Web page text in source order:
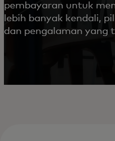
pembayaran untuk
lebih banyak kendali,
dan pengalaman yang